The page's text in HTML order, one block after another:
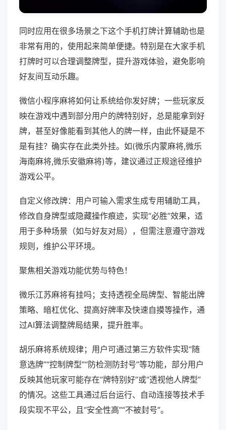
同时应用在很多场景之下这个手机打牌计算辅助也是
非常有用的，使用起来简单便捷。特别是在大家手机
打牌时可以合理调整牌型，提升游戏体验，避免影响
好友间互动乐趣。
微信小程序麻将如何让系统给你发好牌；一些玩家反
映在游戏中遇到部分用户的牌特别好，总是能拿到好
牌，甚至好像能看到其他人的牌一样，由此怀疑是不
是有挂？确实存在此类外挂。如(微乐内蒙麻将,微乐
海南麻将,微乐安徽麻将)等，建议通过正规途径维护
游戏公平。
自定义修改牌：用户可输入需求生成专用辅助工具，
修改自身牌型或隐藏操作痕迹，实现“必胜”效果，适
用于多种场景（如与好友对局），但需注意遵守游戏
规则，维护公平环境。
聚焦相关游戏功能优势与特色！
微乐江苏麻将有挂吗；支持透视全局牌型、智能出牌
策略、暗杠优化、提高好牌率及快速自摸等操作，通
过AI算法调整牌局结果，提升胜率。
胡乐麻将系统规律；用户可通过第三方软件实现“随
意选牌”“控制牌型”“防检测防封号”等功能，部分用户
反映其他玩家可能存在“牌特别好”或“透视他人牌型”
的情况。这些工具通过后台运行、自动连接等技术手
段实现不平公，且“安全性高”“不被封号”。